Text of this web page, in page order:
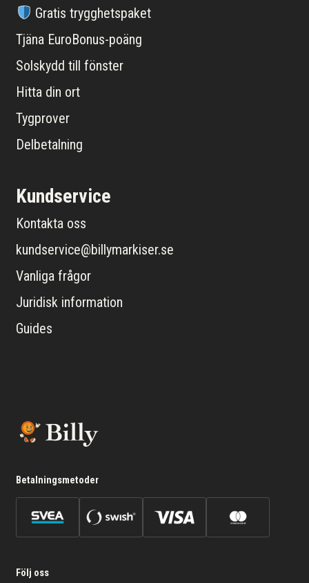
Gratis trygghetspaket
Tjäna EuroBonus-poäng
Solskydd till fönster
Hitta din ort
Tygprover
Delbetalning
Kundservice
Kontakta oss
kundservice@billymarkiser.se
Vanliga frågor
Juridisk information
Guides
Betalningsmetoder
Följ oss